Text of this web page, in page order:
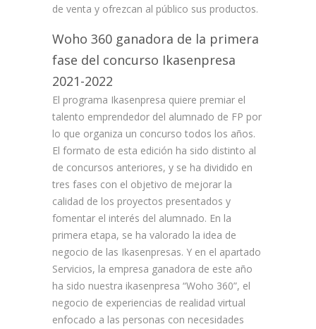
de venta y ofrezcan al público sus productos.
Woho 360 ganadora de la primera
fase del concurso Ikasenpresa
2021-2022
El programa Ikasenpresa quiere premiar el
talento emprendedor del alumnado de FP por
lo que organiza un concurso todos los años.
El formato de esta edición ha sido distinto al
de concursos anteriores, y se ha dividido en
tres fases con el objetivo de mejorar la
calidad de los proyectos presentados y
fomentar el interés del alumnado. En la
primera etapa, se ha valorado la idea de
negocio de las Ikasenpresas. Y en el apartado
Servicios, la empresa ganadora de este año
ha sido nuestra ikasenpresa “Woho 360”, el
negocio de experiencias de realidad virtual
enfocado a las personas con necesidades